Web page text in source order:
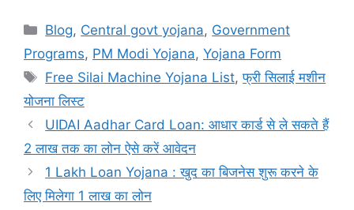
Categories
Blog, Central govt yojana, Government
Programs, PM Modi Yojana, Yojana Form
Tags
Free Silai Machine Yojana List,फ्री सिलाई मशीन
योजना लिस्ट
UIDAI Aadhar Card Loan: आधार कार्ड से ले सकते हैं
2 लाख तक का लोन ऐसे करें आवेदन
1 Lakh Loan Yojana : खुद का बिजनेस शुरू करने के
लिए मिलेगा 1 लाख का लोन